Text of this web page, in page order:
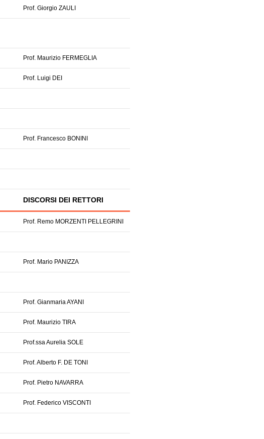
Prof. Giorgio ZAULI
Prof. Maurizio FERMEGLIA
Prof. Luigi DEI
Prof. Francesco BONINI
DISCORSI DEI RETTORI
Prof. Remo MORZENTI PELLEGRINI
Prof. Mario PANIZZA
Prof. Gianmaria AYANI
Prof. Maurizio TIRA
Prof.ssa Aurelia SOLE
Prof. Alberto F. DE TONI
Prof. Pietro NAVARRA
Prof. Federico VISCONTI